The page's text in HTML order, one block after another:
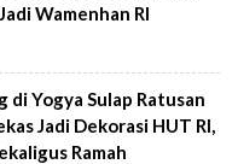
Wamenhan RI
di Yogya Sulap Ratusan
Jadi Dekorasi HUT RI,
Ramah